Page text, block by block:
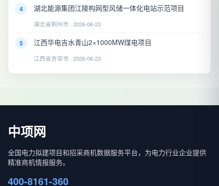
4 湖北能源集团江陵构网型风储一体化电站示范项目
湖北省荆州市 · 2026-06-23
5 江西华电吉水青山2×1000MW煤电项目
江西省吉安市 · 2026-06-23
中项网
全国电力拟建项目和招采商机数据服务平台，为电力行业企业提供
精准商机情报服务。
400-8161-360